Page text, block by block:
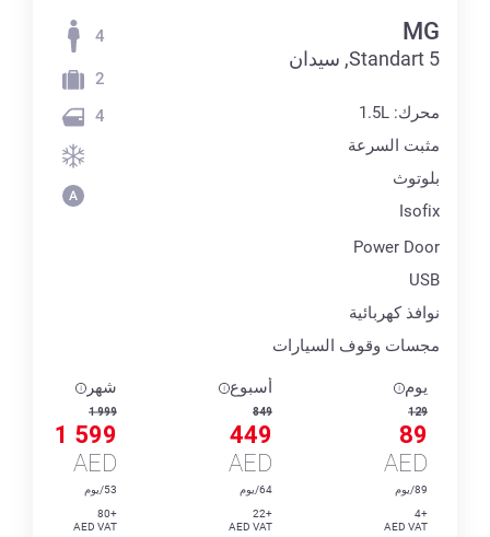
MG
5 Standart, سيدان
محرك: 1.5L
مثبت السرعة
بلوتوث
Isofix
Power Door
USB
نوافذ كهربائية
مجسات وقوف السيارات
4
2
4
يوم
129
89
AED
89/يوم
+4
AED VAT
أسبوع
849
449
AED
64/يوم
+22
AED VAT
شهر
1 999
1 599
AED
53/يوم
+80
AED VAT